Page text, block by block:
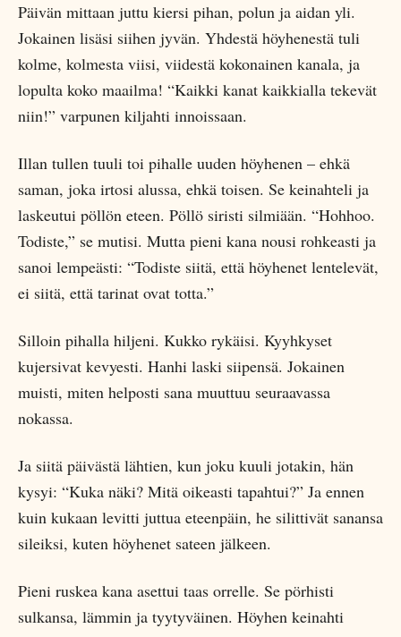
Päivän mittaan juttu kiersi pihan, polun ja aidan yli.
Jokainen lisäsi siihen jyvän. Yhdestä höyhenestä tuli
kolme, kolmesta viisi, viidestä kokonainen kanala, ja
lopulta koko maailma! “Kaikki kanat kaikkialla tekevät
niin!” varpunen kiljahti innoissaan.
Illan tullen tuuli toi pihalle uuden höyhenen – ehkä
saman, joka irtosi alussa, ehkä toisen. Se keinahteli ja
laskeutui pöllön eteen. Pöllö siristi silmiään. “Hohhoo.
Todiste,” se mutisi. Mutta pieni kana nousi rohkeasti ja
sanoi lempeästi: “Todiste siitä, että höyhenet lentelevät,
ei siitä, että tarinat ovat totta.”
Silloin pihalla hiljeni. Kukko rykäisi. Kyyhkyset
kujersivat kevyesti. Hanhi laski siipensä. Jokainen
muisti, miten helposti sana muuttuu seuraavassa
nokassa.
Ja siitä päivästä lähtien, kun joku kuuli jotakin, hän
kysyi: “Kuka näki? Mitä oikeasti tapahtui?” Ja ennen
kuin kukaan levitti juttua eteenpäin, he silittivät sanansa
sileiksi, kuten höyhenet sateen jälkeen.
Pieni ruskea kana asettui taas orrelle. Se pörhisti
sulkansa, lämmin ja tyytyväinen. Höyhen keinahti